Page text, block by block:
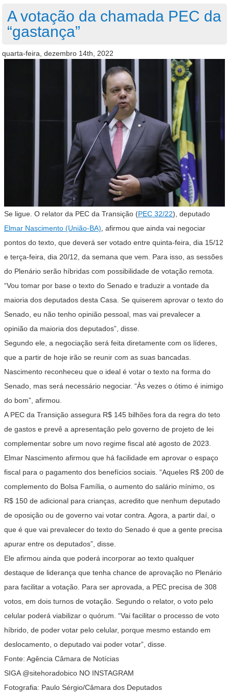
A votação da chamada PEC da
“gastança”
quarta-feira, dezembro 14th, 2022
Se ligue. O relator da PEC da Transição (PEC 32/22), deputado
Elmar Nascimento (União-BA) , afirmou que ainda vai negociar
pontos do texto, que deverá ser votado entre quinta-feira, dia 15/12
e terça-feira, dia 20/12, da semana que vem. Para isso, as sessões
do Plenário serão híbridas com possibilidade de votação remota.
“Vou tomar por base o texto do Senado e traduzir a vontade da
maioria dos deputados desta Casa. Se quiserem aprovar o texto do
Senado, eu não tenho opinião pessoal, mas vai prevalecer a
opinião da maioria dos deputados”, disse.
Segundo ele, a negociação será feita diretamente com os líderes,
que a partir de hoje irão se reunir com as suas bancadas.
Nascimento reconheceu que o ideal é votar o texto na forma do
Senado, mas será necessário negociar. “Às vezes o ótimo é inimigo
do bom”, afirmou.
A PEC da Transição assegura R$ 145 bilhões fora da regra do teto
de gastos e prevê a apresentação pelo governo de projeto de lei
complementar sobre um novo regime fiscal até agosto de 2023.
Elmar Nascimento afirmou que há facilidade em aprovar o espaço
fiscal para o pagamento dos benefícios sociais. “Aqueles R$ 200 de
complemento do Bolsa Família, o aumento do salário mínimo, os
R$ 150 de adicional para crianças, acredito que nenhum deputado
de oposição ou de governo vai votar contra. Agora, a partir daí, o
que é que vai prevalecer do texto do Senado é que a gente precisa
apurar entre os deputados”, disse.
Ele afirmou ainda que poderá incorporar ao texto qualquer
destaque de liderança que tenha chance de aprovação no Plenário
para facilitar a votação. Para ser aprovada, a PEC precisa de 308
votos, em dois turnos de votação. Segundo o relator, o voto pelo
celular poderá viabilizar o quórum. “Vai facilitar o processo de voto
híbrido, de poder votar pelo celular, porque mesmo estando em
deslocamento, o deputado vai poder votar”, disse.
Fonte: Agência Câmara de Notícias
SIGA @sitehoradobico NO INSTAGRAM
Fotografia: Paulo Sérgio/Câmara dos Deputados